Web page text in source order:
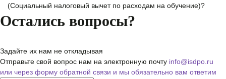
(Социальный налоговый вычет по расходам на обучение)?
Остались вопросы?
Задайте их нам не откладывая
Отправьте свой вопрос нам на электронную почту info@isdpo.ru
или через форму обратной связи и мы обязательно вам ответим